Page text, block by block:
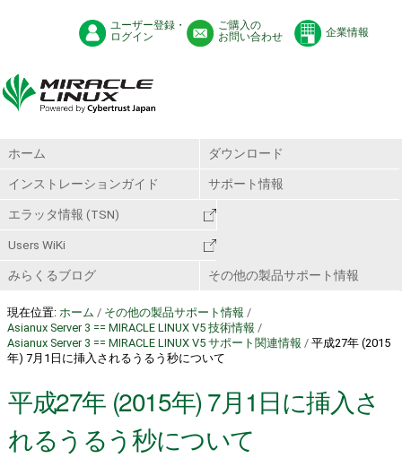
ユーザー登録・
ログイン
ご購入の
お問い合わせ
企業情報
ホーム ダウンロード
インストレーションガイド サポート情報
エラッタ情報 (TSN)
Users WiKi
みらくるブログ その他の製品サポート情報
現在位置: ホーム / その他の製品サポート情報 /
Asianux Server 3 == MIRACLE LINUX V5 技術情報 /
Asianux Server 3 == MIRACLE LINUX V5 サポート関連情報 / 平成27年 (2015
年) 7月1日に挿入されるうるう秒について
平成27年 (2015年) 7月1日に挿入さ
れるうるう秒について